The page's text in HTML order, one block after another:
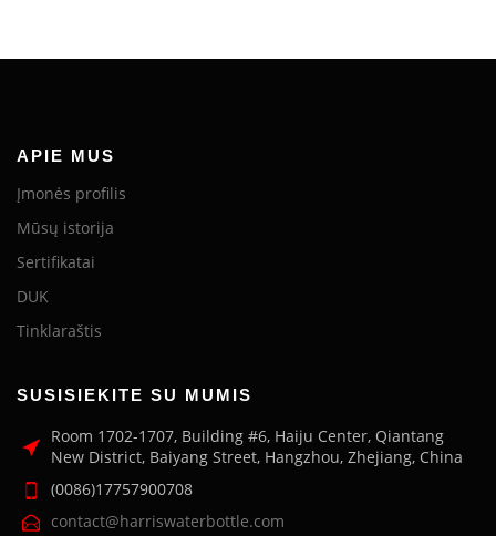
APIE MUS
Įmonės profilis
Mūsų istorija
Sertifikatai
DUK
Tinklaraštis
SUSISIEKITE SU MUMIS
Room 1702-1707, Building #6, Haiju Center, Qiantang
New District, Baiyang Street, Hangzhou, Zhejiang, China
(0086)17757900708
contact@harriswaterbottle.com